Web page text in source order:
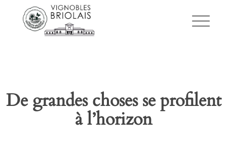
De grandes choses se profilent
à l’horizon